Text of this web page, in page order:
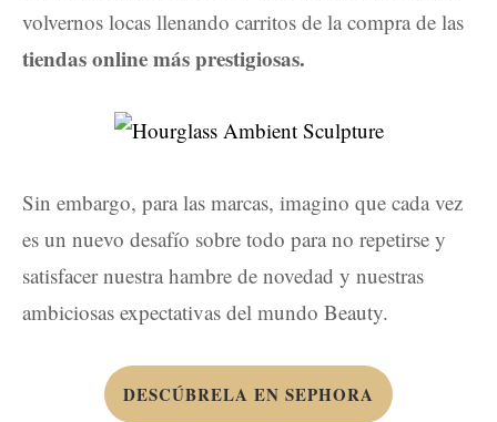
volvernos locas llenando carritos de la compra de las
tiendas online más prestigiosas.
Sin embargo, para las marcas, imagino que cada vez
es un nuevo desafío sobre todo para no repetirse y
satisfacer nuestra hambre de novedad y nuestras
ambiciosas expectativas del mundo Beauty.
DESCÚBRELA EN SEPHORA